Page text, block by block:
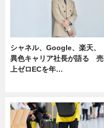
シャネル、Google、楽天、
異色キャリア社長が語る 売
上ゼロECを年…